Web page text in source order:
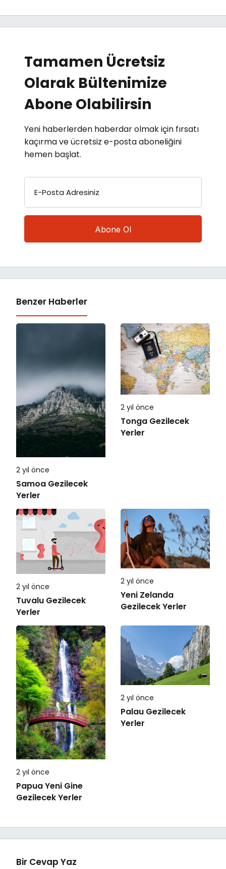
Tamamen Ücretsiz
Olarak Bültenimize
Abone Olabilirsin
Yeni haberlerden haberdar olmak için fırsatı
kaçırma ve ücretsiz e-posta aboneliğini
hemen başlat.
E-Posta Adresiniz
Benzer Haberler
2 yıl önce
Samoa Gezilecek
Yerler
2 yıl önce
Tonga Gezilecek
Yerler
2 yıl önce
Tuvalu Gezilecek
Yerler
2 yıl önce
Yeni Zelanda
Gezilecek Yerler
2 yıl önce
Papua Yeni Gine
Gezilecek Yerler
2 yıl önce
Palau Gezilecek
Yerler
Bir Cevap Yaz